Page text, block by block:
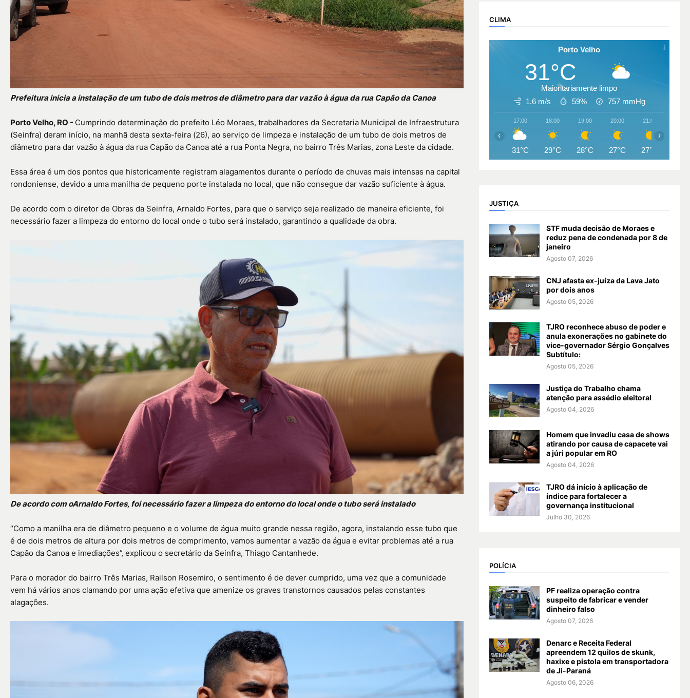
Prefeitura inicia a instalação de um tubo de dois metros de diâmetro para dar vazão à água da rua Capão da Canoa
Porto Velho, RO - Cumprindo determinação do prefeito Léo Moraes, trabalhadores da Secretaria Municipal de Infraestrutura
(Seinfra) deram início, na manhã desta sexta-feira (26), ao serviço de limpeza e instalação de um tubo de dois metros de
diâmetro para dar vazão à água da rua Capão da Canoa até a rua Ponta Negra, no bairro Três Marias, zona Leste da cidade.
Essa área é um dos pontos que historicamente registram alagamentos durante o período de chuvas mais intensas na capital
rondoniense, devido a uma manilha de pequeno porte instalada no local, que não consegue dar vazão suficiente à água.
De acordo com o diretor de Obras da Seinfra, Arnaldo Fortes, para que o serviço seja realizado de maneira eficiente, foi
necessário fazer a limpeza do entorno do local onde o tubo será instalado, garantindo a qualidade da obra.
De acordo com oArnaldo Fortes, foi necessário fazer a limpeza do entorno do local onde o tubo será instalado
“Como a manilha era de diâmetro pequeno e o volume de água muito grande nessa região, agora, instalando esse tubo que
é de dois metros de altura por dois metros de comprimento, vamos aumentar a vazão da água e evitar problemas até a rua
Capão da Canoa e imediações”, explicou o secretário da Seinfra, Thiago Cantanhede.
Para o morador do bairro Três Marias, Railson Rosemiro, o sentimento é de dever cumprido, uma vez que a comunidade
vem há vários anos clamando por uma ação efetiva que amenize os graves transtornos causados pelas constantes
alagações.
CLIMA
Porto Velho
31°C
Maioritariamente limpo
1.6 m/s
59% 757 mmHg
17:00
31°C
18:00
29°C
19:00
28°C
20:00
27°C
21:00
27°C
‹ ›
JUSTIÇA
STF muda decisão de Moraes e
reduz pena de condenada por 8 de
janeiro
Agosto 07, 2026
CNJ afasta ex-juíza da Lava Jato
por dois anos
Agosto 05, 2026
TJRO reconhece abuso de poder e
anula exonerações no gabinete do
vice-governador Sérgio Gonçalves
Subtítulo:
Agosto 05, 2026
Justiça do Trabalho chama
atenção para assédio eleitoral
Agosto 04, 2026
Homem que invadiu casa de shows
atirando por causa de capacete vai
a júri popular em RO
Agosto 04, 2026
TJRO dá início à aplicação de
índice para fortalecer a
governança institucional
Julho 30, 2026
POLÍCIA
PF realiza operação contra
suspeito de fabricar e vender
dinheiro falso
Agosto 07, 2026
Denarc e Receita Federal
apreendem 12 quilos de skunk,
haxixe e pistola em transportadora
de Ji-Paraná
Agosto 06, 2026